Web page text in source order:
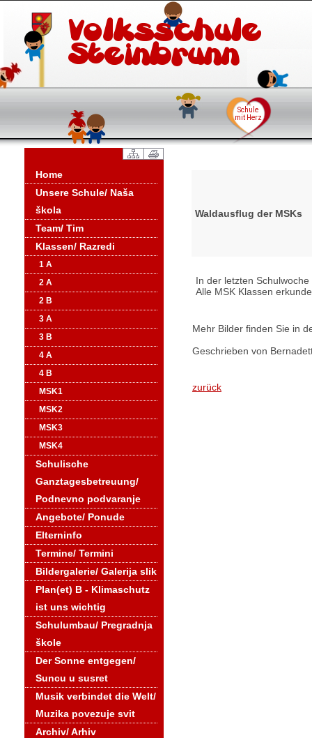
Home
Unsere Schule/ Naša
škola
Team/ Tim
Klassen/ Razredi
1 A
2 A
2 B
3 A
3 B
4 A
4 B
MSK1
MSK2
MSK3
MSK4
Schulische
Ganztagesbetreuung/
Podnevno podvaranje
Angebote/ Ponude
Elterninfo
Termine/ Termini
Bildergalerie/ Galerija slik
Plan(et) B - Klimaschutz
ist uns wichtig
Schulumbau/ Pregradnja
škole
Der Sonne entgegen/
Suncu u susret
Musik verbindet die Welt/
Muzika povezuje svit
Archiv/ Arhiv
Waldausflug der MSKs
In der letzten
Alle MSK Klassen
Mehr Bilder finden Sie in
Geschrieben von
zurück